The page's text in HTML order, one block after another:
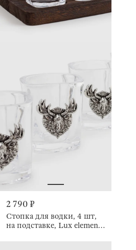
2 790 ₽
Стопка для водки, 4 шт,
на подставке, Lux elements